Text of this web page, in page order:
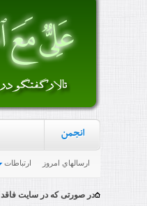
انجمن
ارسالهاي امروز ارتباطات
در صورتی که در سایت فاقد